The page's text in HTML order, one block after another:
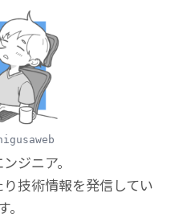
ジニア。
技術情報を発信してい
。